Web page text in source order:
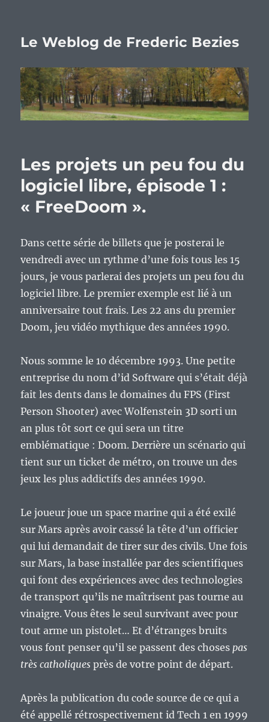
Le Weblog de Frederic Bezies
Les projets un peu fou du
logiciel libre, épisode 1 :
« FreeDoom ».
Dans cette série de billets que je posterai le
vendredi avec un rythme d’une fois tous les 15
jours, je vous parlerai des projets un peu fou du
logiciel libre. Le premier exemple est lié à un
anniversaire tout frais. Les 22 ans du premier
Doom, jeu vidéo mythique des années 1990.
Nous somme le 10 décembre 1993. Une petite
entreprise du nom d’id Software qui s’était déjà
fait les dents dans le domaines du FPS (First
Person Shooter) avec Wolfenstein 3D sorti un
an plus tôt sort ce qui sera un titre
emblématique : Doom. Derrière un scénario qui
tient sur un ticket de métro, on trouve un des
jeux les plus addictifs des années 1990.
Le joueur joue un space marine qui a été exilé
sur Mars après avoir cassé la tête d’un officier
qui lui demandait de tirer sur des civils. Une fois
sur Mars, la base installée par des scientifiques
qui font des expériences avec des technologies
de transport qu’ils ne maîtrisent pas tourne au
vinaigre. Vous êtes le seul survivant avec pour
tout arme un pistolet… Et d’étranges bruits
vous font penser qu’il se passent des chosespas
très catholiques près de votre point de départ.
Après la publication du code source de ce qui a
été appellé rétrospectivement id Tech 1 en 1999